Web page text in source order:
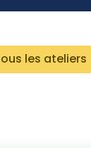
les ateliers